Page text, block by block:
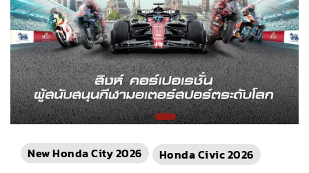
New Honda City 2026
Honda Civic 2026